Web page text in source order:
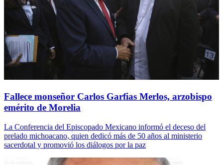
Fallece monseñor Carlos Garfias Merlos, arzobispo
emérito de Morelia
La Conferencia del Episcopado Mexicano informó el deceso del
prelado michoacano, quien dedicó más de 50 años al ministerio
sacerdotal y promovió los diálogos por la paz